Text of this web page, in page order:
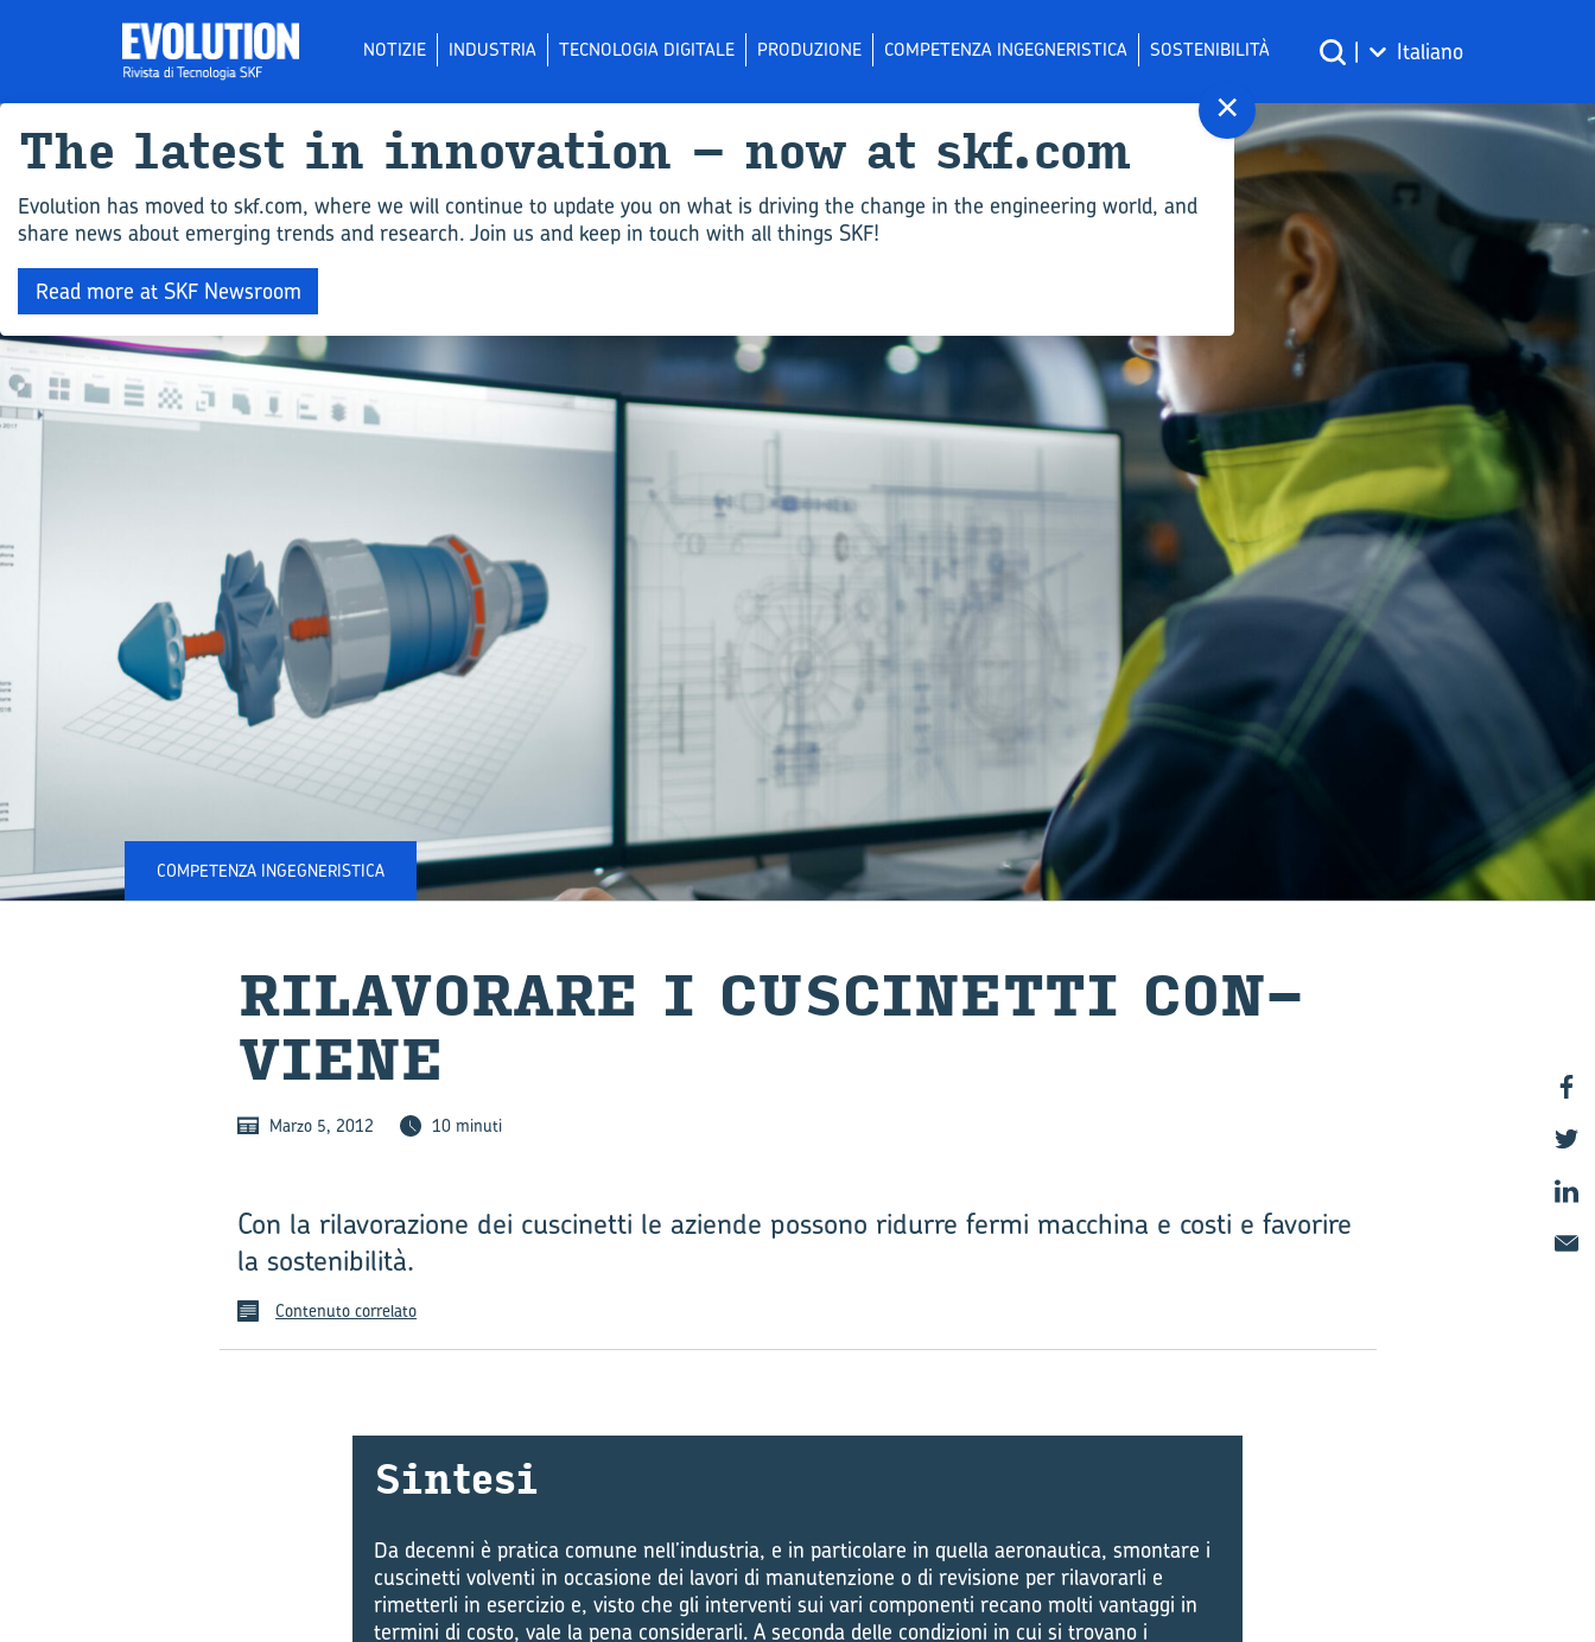
NOTIZIE INDUSTRIA TECNOLOGIA DIGITALE PRODUZIONE COMPETENZA INGEGNERISTICA SOSTENIBILITÀ | Italiano
COMPETENZA INGEGNERISTICA
RI­LA­VO­RA­RE I CU­SCI­NET­TI CON­
VIE­NE
Marzo 5, 2012 10 minuti
Con la rilavorazione dei cuscinetti le aziende possono ridurre fermi macchina e costi e favorire
la sostenibilità.
Contenuto correlato
Sin­te­si
Da decenni è pratica comune nell’industria, e in particolare in quella aeronautica, smontare i
cuscinetti volventi in occasione dei lavori di manutenzione o di revisione per rilavorarli e
rimetterli in esercizio e, visto che gli interventi sui vari componenti recano molti vantaggi in
termini di costo, vale la pena considerarli. A seconda delle condizioni in cui si trovano i
×
The la­te­st in in­no­va­tion – now at skf.com
Evolution has moved to skf.com, where we will continue to update you on what is driving the change in the engineering world, and
share news about emerging trends and research. Join us and keep in touch with all things SKF!
Read more at SKF Newsroom